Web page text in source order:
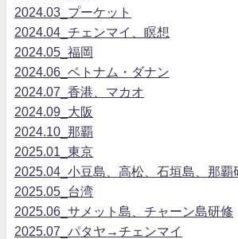
2024.03_プーケット
2024.04_チェンマイ、瞑想
2024.05_福岡
2024.06_ベトナム・ダナン
2024.07_香港、マカオ
2024.09_大阪
2024.10_那覇
2025.01_東京
2025.04_小豆島、高松、石垣島、那覇
2025.05_台湾
2025.06_サメット島、チャーン島研修
2025.07_パタヤ→チェンマイ